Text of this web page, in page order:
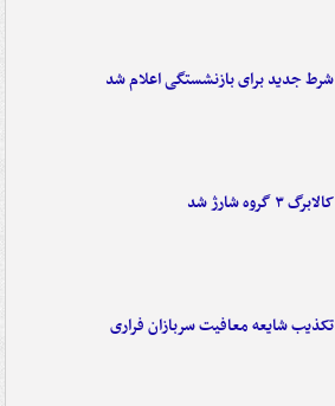
شرط جدید برای بازنشستگی اعلام شد
کالابرگ ۳ گروه شارژ شد
تکذیب شایعه معافیت سربازان فراری